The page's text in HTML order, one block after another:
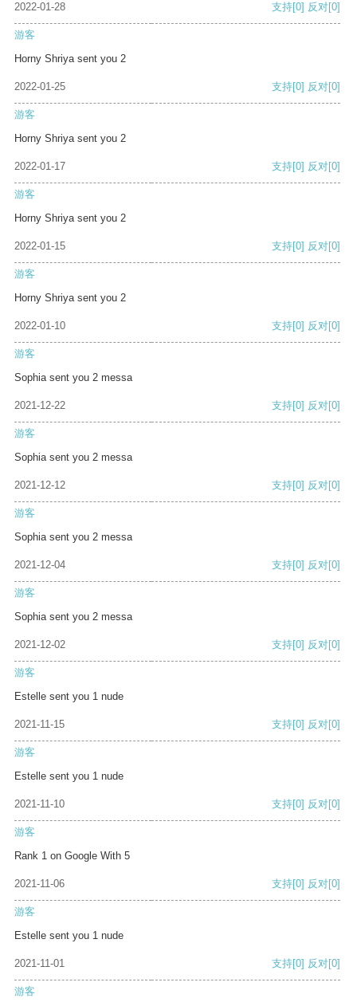
2022-01-28 支持[0] 反对[0]
游客
Horny Shriya sent you 2
2022-01-25 支持[0] 反对[0]
游客
Horny Shriya sent you 2
2022-01-17 支持[0] 反对[0]
游客
Horny Shriya sent you 2
2022-01-15 支持[0] 反对[0]
游客
Horny Shriya sent you 2
2022-01-10 支持[0] 反对[0]
游客
Sophia sent you 2 messa
2021-12-22 支持[0] 反对[0]
游客
Sophia sent you 2 messa
2021-12-12 支持[0] 反对[0]
游客
Sophia sent you 2 messa
2021-12-04 支持[0] 反对[0]
游客
Sophia sent you 2 messa
2021-12-02 支持[0] 反对[0]
游客
Estelle sent you 1 nude
2021-11-15 支持[0] 反对[0]
游客
Estelle sent you 1 nude
2021-11-10 支持[0] 反对[0]
游客
Rank 1 on Google With 5
2021-11-06 支持[0] 反对[0]
游客
Estelle sent you 1 nude
2021-11-01 支持[0] 反对[0]
游客